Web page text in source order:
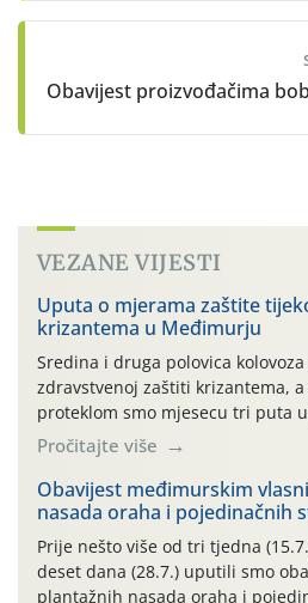
Obavijest proizvođačima
VEZANE VIJESTI
Uputa o mjerama zaštite
krizantema u Međimurju
Sredina i druga polovica
zdravstvenoj zaštiti krizantema,
proteklom smo mjesecu tri puta
preventivnim mjerama zaštite
uzročnika bolesti, štetnika i fito-
06.7.)! Na početku ovog mjeseca
povijesno i ekstremno vruće
najviše temperature […]
Pročitajte više
Obavijest međimurskim
nasada oraha i pojedinačnih
Prije nešto više od tri tjedna
deset dana (28.7.) uputili smo
plantažnih nasada oraha i